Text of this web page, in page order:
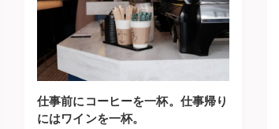
仕事前にコーヒーを一杯。仕事帰り
にはワインを一杯。